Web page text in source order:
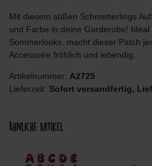
Mit diesem süßen Schmetterlings
und Farbe in deine Garderobe!
Sommerlooks, macht dieser Patch
Accessoire fröhlich und lebendig.
Artikelnummer: A2725
Lieferzeit: Sofort versandfertig,
Ähnliche Artikel